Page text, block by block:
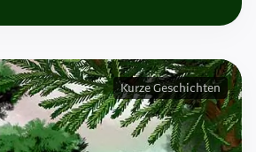
Kurze Geschichten